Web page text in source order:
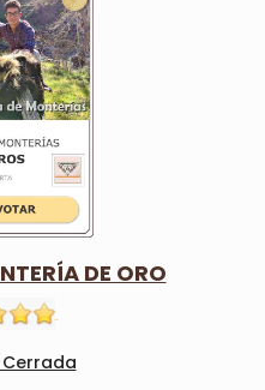
DE ORO